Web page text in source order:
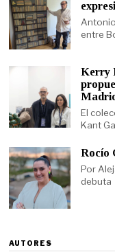
entre
Kerry
El
Kant
Rocío
Por
debuta
AUTORES